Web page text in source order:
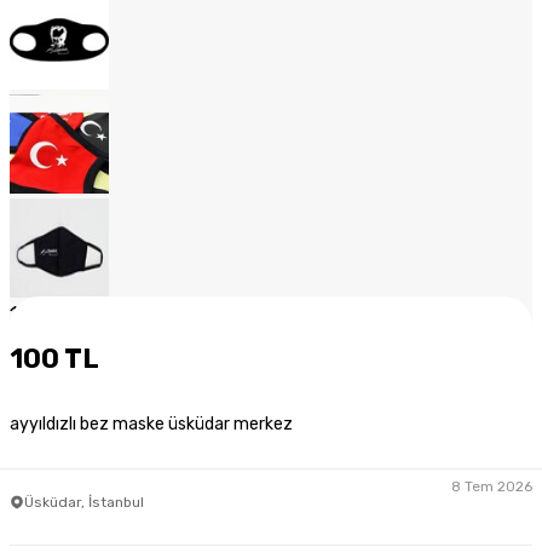
1
100 TL
ayyıldızlı bez maske üsküdar merkez
Üsküdar, İstanbul
8 Tem 2026